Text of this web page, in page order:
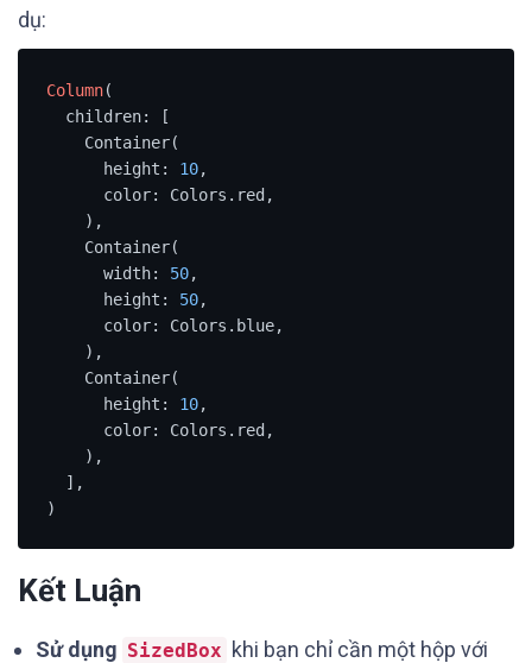
dụ:
Column(
      height:
10,
      width:
50,
      height:
50,
      height:
10,
)
Kết Luận
Sử dụng SizedBox khi bạn chỉ cần một hộp với